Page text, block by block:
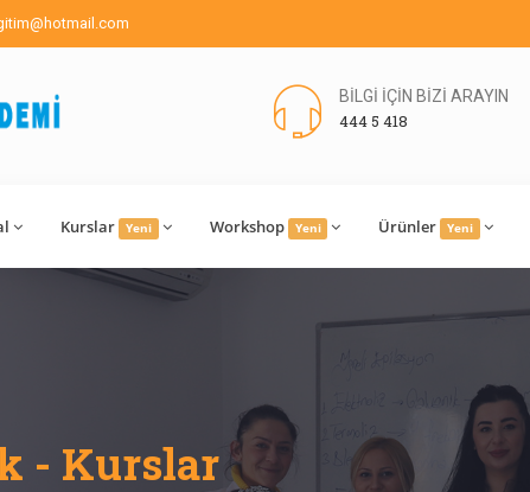
BİLGİ İÇİN BİZİ ARAYIN
444 5 418
Kurslar Yeni Workshop Yeni Ürünler Yeni
- Kurslar